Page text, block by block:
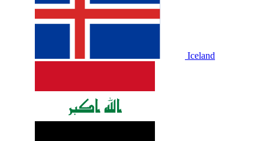
Iceland